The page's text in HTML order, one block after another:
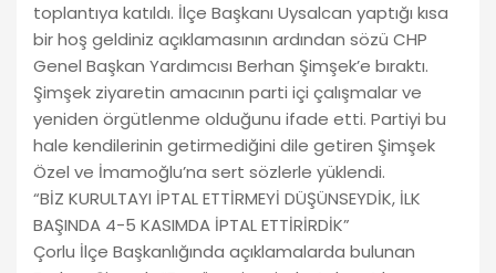
toplantıya katıldı. İlçe Başkanı Uysalcan yaptığı kısa
bir hoş geldiniz açıklamasının ardından sözü CHP
Genel Başkan Yardımcısı Berhan Şimşek’e bıraktı.
Şimşek ziyaretin amacının parti içi çalışmalar ve
yeniden örgütlenme olduğunu ifade etti. Partiyi bu
hale kendilerinin getirmediğini dile getiren Şimşek
Özel ve İmamoğlu’na sert sözlerle yüklendi.
“BİZ KURULTAYI İPTAL ETTİRMEYİ DÜŞÜNSEYDİK, İLK
BAŞINDA 4-5 KASIMDA İPTAL ETTİRİRDİK”
Çorlu İlçe Başkanlığında açıklamalarda bulunan